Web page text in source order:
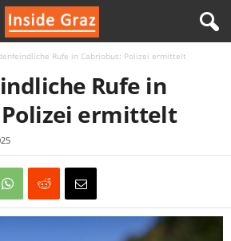
Rufe in Cabriobus: Polizei ermittelt
Rufe in
Polizei ermittelt